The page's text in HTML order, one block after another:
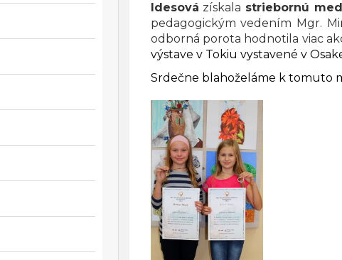
Idesová získala striebornú
pedagogickým vedením Mgr.
odborná porota hodnotila viac
výstave v Tokiu vystavené v
Srdečne blahoželáme k tomuto